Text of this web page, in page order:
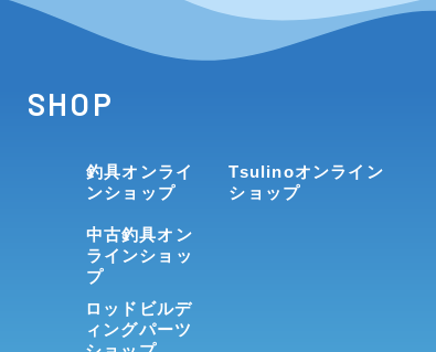
SHOP
釣具オンライ
ンショップ
中古釣具オン
ラインショッ
プ
ロッドビルデ
ィングパーツ
Tsulinoオンライン
ショップ